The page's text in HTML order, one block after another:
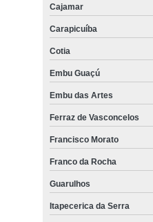
Cajamar
Carapicuíba
Cotia
Embu Guaçú
Embu das Artes
Ferraz de Vasconcelos
Francisco Morato
Franco da Rocha
Guarulhos
Itapecerica da Serra